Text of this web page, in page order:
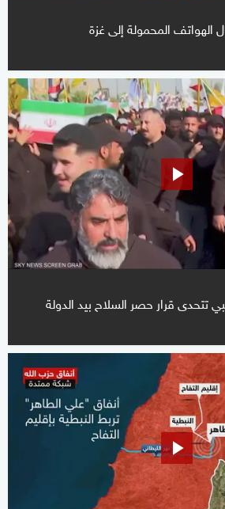
الهواتف المحمولة إلى غزة
تتحدى قرار حصر السلاح بيد الدولة